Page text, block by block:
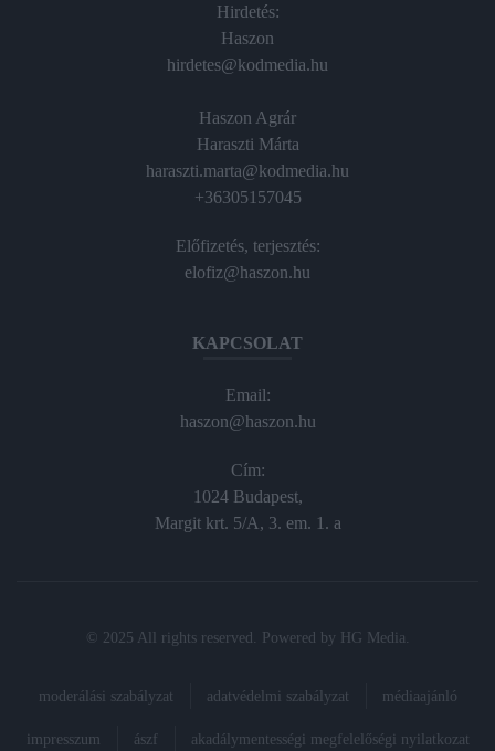
Hirdetés:
Haszon
hirdetes@kodmedia.hu
Haszon Agrár
Haraszti Márta
haraszti.marta@kodmedia.hu
+36305157045
Előfizetés, terjesztés:
elofiz@haszon.hu
KAPCSOLAT
Email:
haszon@haszon.hu
Cím:
1024 Budapest,
Margit krt. 5/A, 3. em. 1. a
© 2025 All rights reserved. Powered by HG Media
moderálási szabályzat adatvédelmi szabályzat médiaajánló
impresszum ászf akadálymentességi megfelelőségi nyilatkozat